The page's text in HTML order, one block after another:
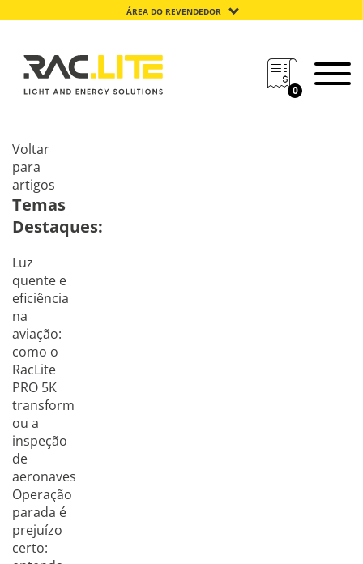
ÁREA DO REVENDEDOR
0
Voltar
para
artigos
Temas
Destaques:
Luz
quente e
eficiência
na
aviação:
como o
RacLite
PRO 5K
transform
ou a
inspeção
de
aeronaves
Operação
parada é
prejuízo
certo: